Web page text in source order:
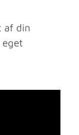
af din